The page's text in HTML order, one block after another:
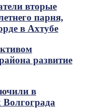
вторые
парня,
в Ахтубе
развитие
в
Волгограда